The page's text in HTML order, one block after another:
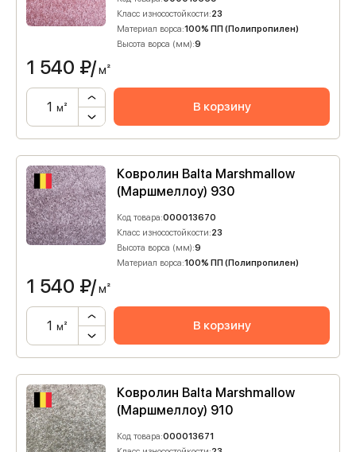
Класс износостойкости:23
Материал ворса:100% ПП (Полипропилен)
Высота ворса (мм):9
1 540 ₽/м²
м² В корзину
Ковролин Balta Marshmallow
(Маршмеллоу) 930
Код товара:000013670
Класс износостойкости:23
Высота ворса (мм):9
Материал ворса:100% ПП (Полипропилен)
1 540 ₽/м²
м² В корзину
Ковролин Balta Marshmallow
(Маршмеллоу) 910
Код товара:000013671